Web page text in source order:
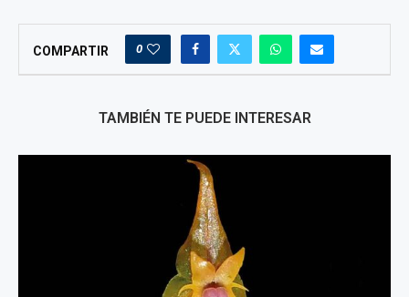
COMPARTIR 0
TAMBIÉN TE PUEDE INTERESAR